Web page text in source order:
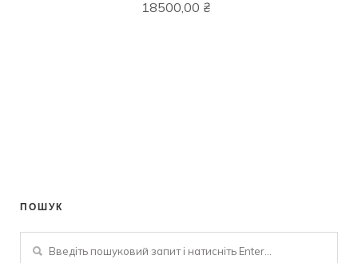
18500,00 ₴
ПОШУК